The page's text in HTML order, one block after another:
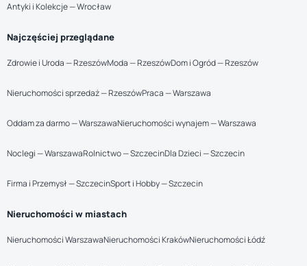
Antyki i Kolekcje — Wrocław
Najczęściej przeglądane
Zdrowie i Uroda — RzeszówModa — RzeszówDom i Ogród — Rzeszów
Nieruchomości sprzedaż — RzeszówPraca — Warszawa
Oddam za darmo — WarszawaNieruchomości wynajem — Warszawa
Noclegi — WarszawaRolnictwo — SzczecinDla Dzieci — Szczecin
Firma i Przemysł — SzczecinSport i Hobby — Szczecin
Nieruchomości w miastach
Nieruchomości WarszawaNieruchomości KrakówNieruchomości Łódź